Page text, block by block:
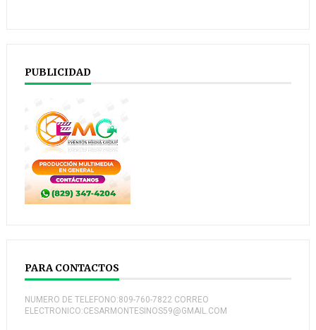
PUBLICIDAD
PARA CONTACTOS
NUMERO DE TELEFONO:809-760-7822 CORREO
ELECTRONICO:CESARMONTESINOS59@GMAIL.COM